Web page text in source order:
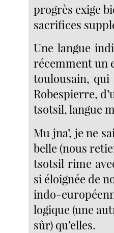
progrès exige
sacrifices
Une langue
récemment un
toulousain, qui
Robespierre,
tsotsil, langue
Mu jna’, je ne
belle (nous
tsotsil rime
si éloignée de
indo-
logique (une
sûr) qu’elles.